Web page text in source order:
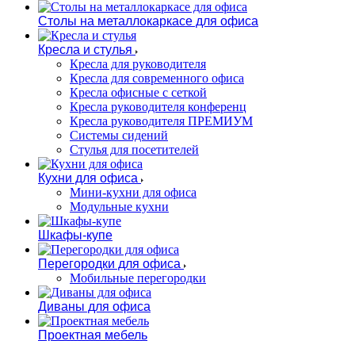
Столы на металлокаркасе для офиса
Кресла и стулья
Кресла для руководителя
Кресла для современного офиса
Кресла офисные с сеткой
Кресла руководителя конференц
Кресла руководителя ПРЕМИУМ
Системы сидений
Стулья для посетителей
Кухни для офиса
Мини-кухни для офиса
Модульные кухни
Шкафы-купе
Перегородки для офиса
Мобильные перегородки
Диваны для офиса
Проектная мебель